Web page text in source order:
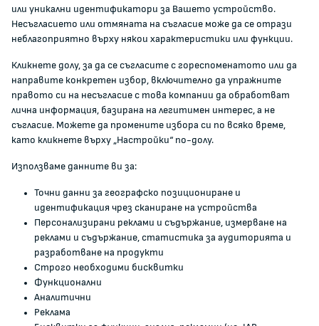
Кои сме ние
Кариери
Документи и други актове
Информация
Полезни връзки
ЖАЛБИ И РЕГИСТРИ
Регистър на опасните стоки
Регистър на е-адреси на ЮЛ нежелаещи да получават
Помирителна комисия
0700 111 22
или уникални идентификатори за Вашето устройство.
Несъгласието или отмяната на съгласие може да се отрази
неблагоприятно върху някои характеристики или функции.
Кликнете долу, за да се съгласите с гореспоменатото или да
направите конкретен избор, включително да упражните
правото си на несъгласие с това компании да обработват
лична информация, базирана на легитимен интерес, а не
съгласие. Можете да промените избора си по всяко време,
като кликнете върху „Настройки“ по-долу.
Използваме данните ви за:
Точни данни за географско позициониране и
идентификация чрез сканиране на устройства
Персонализирани реклами и съдържание, измерване на
реклами и съдържание, статистика за аудиторията и
разработване на продукти
Строго необходими бисквитки
Функционални
Аналитични
Реклама